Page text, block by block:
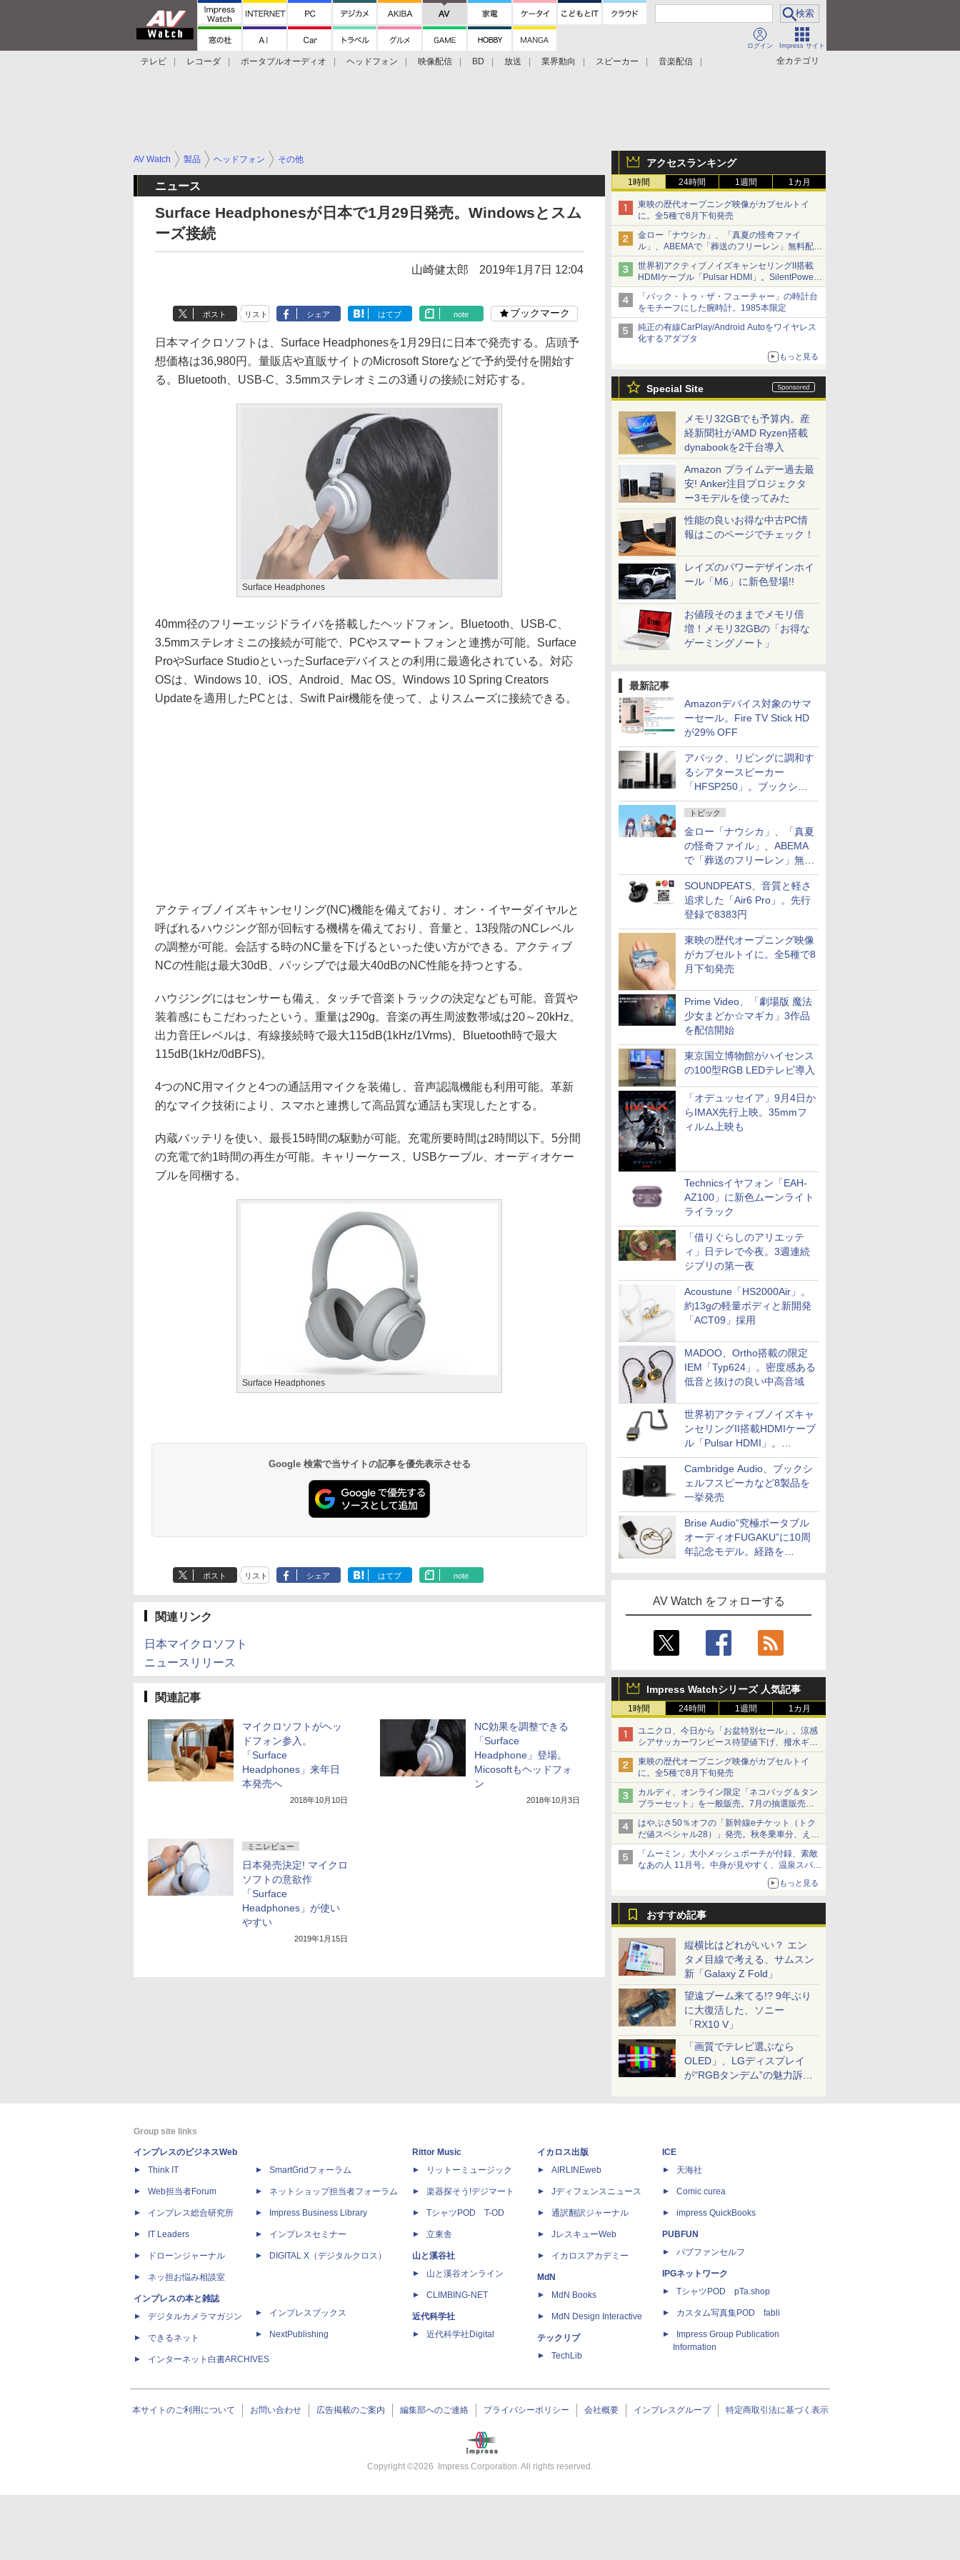
ログイン Impress サイト
全カテゴリ
テレビ レコーダ ポータブルオーディオ ヘッドフォン 映像配信 BD 放送 業界動向 スピーカー
音楽配信
アクセスランキング
1時間 24時間 1週間 1カ月
東映の歴代オープニング映像がカプセルトイ
に。全5種で8月下旬発売
金ロー「ナウシカ」、「真夏の怪奇ファイ
ル」、ABEMAで「葬送のフリーレン」無料配信
など。夏の特番・配信情報
世界初アクティブノイズキャンセリングII搭載
HDMIケーブル「Pulsar HDMI」。SilentPower
から
「バック・トゥ・ザ・フューチャー」の時計台
をモチーフにした腕時計。1985本限定
純正の有線CarPlay/Android Autoをワイヤレス
化するアダプタ
もっと見る
Special Site
メモリ32GBでも予算内。産
経新聞社がAMD Ryzen搭載
dynabookを2千台導入
Amazon プライムデー過去最
安! Anker注目プロジェクタ
ー3モデルを使ってみた
性能の良いお得な中古PC情
報はこのページでチェック！
レイズのパワーデザインホイ
ール「M6」に新色登場!!
お値段そのままでメモリ倍
増！メモリ32GBの「お得な
ゲーミングノート」
最新記事
Amazonデバイス対象のサマ
ーセール。Fire TV Stick HD
が29% OFF
アバック、リビングに調和す
るシアタースピーカー
「HFSP250」。ブックシェ
ルフはペア3万円以下
トピック
金ロー「ナウシカ」、「真夏
の怪奇ファイル」、ABEMA
で「葬送のフリーレン」無料
配信など。夏の特番・配信情
報
SOUNDPEATS、音質と軽さ
追求した「Air6 Pro」。先行
登録で8383円
東映の歴代オープニング映像
がカプセルトイに。全5種で8
月下旬発売
Prime Video、「劇場版 魔法
少女まどか☆マギカ」3作品
を配信開始
東京国立博物館がハイセンス
の100型RGB LEDテレビ導入
「オデュッセイア」9月4日か
らIMAX先行上映。35mmフ
ィルム上映も
Technicsイヤフォン「EAH-
AZ100」に新色ムーンライト
ライラック
「借りぐらしのアリエッテ
ィ」日テレで今夜。3週連続
ジブリの第一夜
Acoustune「HS2000Air」。
約13gの軽量ボディと新開発
「ACT09」採用
MADOO、Ortho搭載の限定
IEM「Typ624」。密度感ある
低音と抜けの良い中高音域
世界初アクティブノイズキャ
ンセリングII搭載HDMIケーブ
ル「Pulsar HDMI」。
SilentPowerから
Cambridge Audio、ブックシ
ェルフスピーカなど8製品を
一挙発売
Brise Audio“究極ポータブル
オーディオFUGAKU”に10周
年記念モデル。経路を
AV Watch をフォローする
Impress Watchシリーズ 人気記事
1時間 24時間 1週間 1カ月
ユニクロ、今日から「お盆特別セール」。涼感
シアサッカーワンピース待望値下げ、撥水ギア
ショーツは1990円に
東映の歴代オープニング映像がカプセルトイ
に。全5種で8月下旬発売
カルディ、オンライン限定「ネコバッグ＆タン
ブラーセット」を一般販売。7月の抽選販売の
当選無効分
はやぶさ50％オフの「新幹線eチケット（トク
だ値スペシャル28）」発売。秋冬乗車分、えき
ねっと限定
「ムーミン」大小メッシュポーチが付録、素敵
なあの人 11月号。中身が見やすく、温泉スパに
もっと見る
おすすめ記事
縦横比はどれがいい？ エン
タメ目線で考える、サムスン
新「Galaxy Z Fold」
望遠ブーム来てる!? 9年ぶり
に大復活した、ソニー
「RX10 V」
「画質でテレビ選ぶなら
OLED」、LGディスプレイ
が“RGBタンデム”の魅力訴
AV Watch 製品 ヘッドフォン その他
ニュース
Surface Headphonesが日本で1月29日発売。Windowsとスム
ーズ接続
山崎健太郎 2019年1月7日 12:04
ポスト リスト シェア はてブ note ブックマーク
日本マイクロソフトは、Surface Headphonesを1月29日に日本で発売する。店頭予
想価格は36,980円。量販店や直販サイトのMicrosoft Storeなどで予約受付を開始す
る。Bluetooth、USB-C、3.5mmステレオミニの3通りの接続に対応する。
Surface Headphones
40mm径のフリーエッジドライバを搭載したヘッドフォン。Bluetooth、USB-C、
3.5mmステレオミニの接続が可能で、PCやスマートフォンと連携が可能。Surface
ProやSurface StudioといったSurfaceデバイスとの利用に最適化されている。対応
OSは、Windows 10、iOS、Android、Mac OS。Windows 10 Spring Creators
Updateを適用したPCとは、Swift Pair機能を使って、よりスムーズに接続できる。
アクティブノイズキャンセリング(NC)機能を備えており、オン・イヤーダイヤルと
呼ばれるハウジング部が回転する機構を備えており、音量と、13段階のNCレベル
の調整が可能。会話する時のNC量を下げるといった使い方ができる。アクティブ
NCの性能は最大30dB、パッシブでは最大40dBのNC性能を持つとする。
ハウジングにはセンサーも備え、タッチで音楽トラックの決定なども可能。音質や
装着感にもこだわったという。重量は290g。音楽の再生周波数帯域は20～20kHz。
出力音圧レベルは、有線接続時で最大115dB(1kHz/1Vrms)、Bluetooth時で最大
115dB(1kHz/0dBFS)。
4つのNC用マイクと4つの通話用マイクを装備し、音声認識機能も利用可能。革新
的なマイク技術により、スマホと連携して高品質な通話も実現したとする。
内蔵バッテリを使い、最長15時間の駆動が可能。充電所要時間は2時間以下。5分間
の充電で約1時間の再生が可能。キャリーケース、USBケーブル、オーディオケー
ブルを同梱する。
Surface Headphones
Google 検索で当サイトの記事を優先表示させる
ポスト リスト シェア はてブ note
関連リンク
日本マイクロソフト
ニュースリリース
関連記事
マイクロソフトがヘッ
ドフォン参入。
「Surface
Headphones」来年日
本発売へ
2018年10月10日
NC効果を調整できる
「Surface
Headphone」登場。
Micosoftもヘッドフォ
ン
2018年10月3日
ミニレビュー
日本発売決定! マイクロ
ソフトの意欲作
「Surface
Headphones」が使い
やすい
2019年1月15日
Group site links
インプレスのビジネスWeb
Think IT
Web担当者Forum
インプレス総合研究所
IT Leaders
ドローンジャーナル
ネッ担お悩み相談室
インプレスの本と雑誌
デジタルカメラマガジン
できるネット
インターネット白書ARCHIVES
SmartGridフォーラム
ネットショップ担当者フォーラム
Impress Business Library
インプレスセミナー
DIGITAL X（デジタルクロス）
インプレスブックス
NextPublishing
Rittor Music
リットーミュージック
楽器探そう!デジマート
TシャツPOD T-OD
立東舎
山と溪谷社
山と溪谷オンライン
CLIMBING-NET
近代科学社
近代科学社Digital
イカロス出版
AIRLINEweb
Jディフェンスニュース
通訳翻訳ジャーナル
JレスキューWeb
イカロスアカデミー
MdN
MdN Books
MdN Design Interactive
テックリブ
TechLib
ICE
天海社
Comic curea
impress QuickBooks
PUBFUN
パブファンセルフ
IPGネットワーク
TシャツPOD pTa.shop
カスタム写真集POD fabli
Impress Group Publication
Information
本サイトのご利用について お問い合わせ 広告掲載のご案内 編集部へのご連絡 プライバシーポリシー 会社概要 インプレスグループ 特定商取引法に基づく表示
Copyright ©2026 Impress Corporation. All rights reserved.